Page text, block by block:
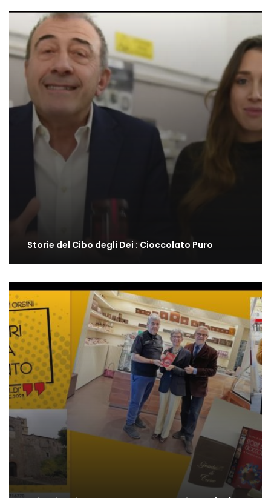
Storie del Cibo degli Dei : Cioccolato Puro